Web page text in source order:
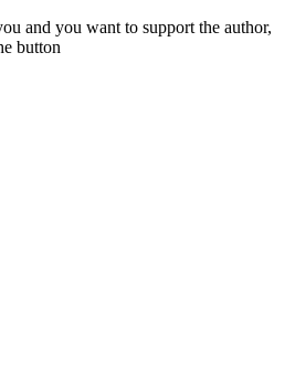
and you want to support the author,
button